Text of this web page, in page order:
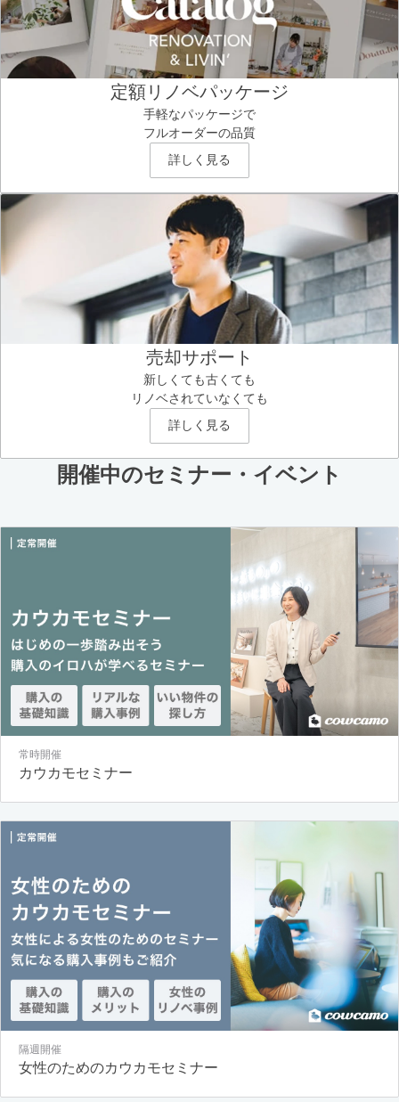
定額リノベパッケージ
手軽なパッケージで
フルオーダーの品質
詳しく見る
売却サポート
新しくても古くても
リノベされていなくても
詳しく見る
開催中のセミナー・イベント
常時開催
カウカモセミナー
隔週開催
女性のためのカウカモセミナー